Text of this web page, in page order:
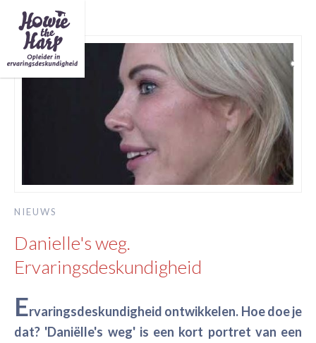
NIEUWS
Danielle's weg.
Ervaringsdeskundigheid
Ervaringsdeskundigheid ontwikkelen. Hoe doe je
dat? 'Daniëlle's weg' is een kort portret van een